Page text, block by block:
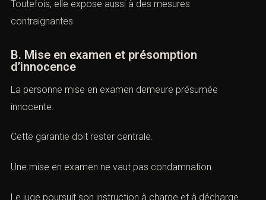
Toutefois, elle expose aussi à des mesures
B. Mise en examen et présomption
d’innocence
La personne mise en examen demeure présumée